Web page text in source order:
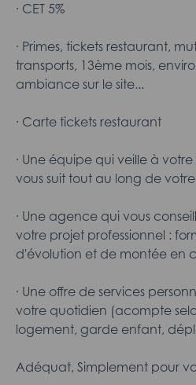
· CET 5%
· Primes, tickets restaurant,
transports, 13ème mois,
ambiance sur le site...
· Carte tickets restaurant
· Une équipe qui veille à
vous suit tout au long de votre
· Une agence qui vous
votre projet professionnel :
d'évolution et de montée en
· Une offre de services
votre quotidien (acompte
logement, garde enfant,
Adéquat, Simplement pour